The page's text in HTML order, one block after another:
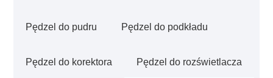
Pędzel do pudru Pędzel do podkładu
Pędzel do korektora Pędzel do rozświetlacza